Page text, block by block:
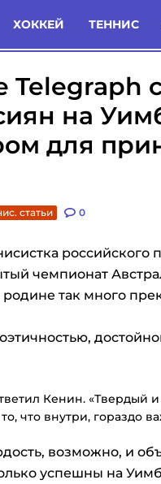
ХОККЕЙ ТЕННИС
Комменты Новости
Telegraph
на
для
статьи 0
чемпионат
так много
Кенин. «Твердый и
что внутри, гораздо
возможно, и
успешны на